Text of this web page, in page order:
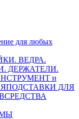
для любых
ВЕДРА.
ДЕРЖАТЕЛИ.
и
ПОДСТАВКИ ДЛЯ
СРЕДСТВА